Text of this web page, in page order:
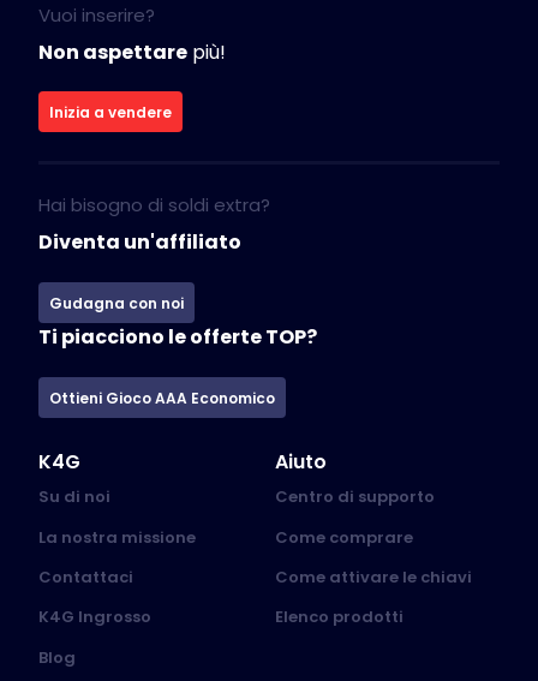
Vuoi inserire?
Non aspettare più!
Inizia a vendere
Hai bisogno di soldi extra?
Diventa un'affiliato
Gudagna con noi
Ti piacciono le offerte TOP?
Ottieni Gioco AAA Economico
K4G
Su di noi
La nostra missione
Contattaci
K4G Ingrosso
Blog
Aiuto
Centro di supporto
Come comprare
Come attivare le chiavi
Elenco prodotti